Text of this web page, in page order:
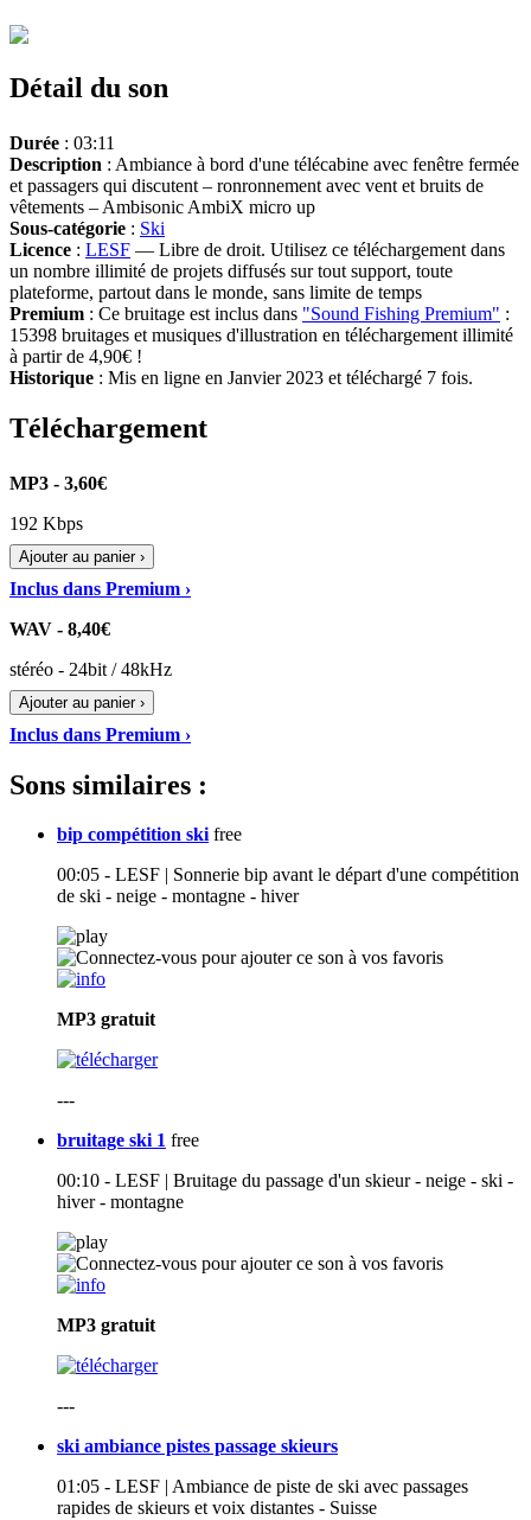
Détail du son
Durée : 03:11
Description : Ambiance à bord d'une télécabine avec fenêtre fermée
et passagers qui discutent – ronronnement avec vent et bruits de
vêtements – Ambisonic AmbiX micro up
Sous-catégorie : Ski
Licence : LESF — Libre de droit. Utilisez ce téléchargement dans
un nombre illimité de projets diffusés sur tout support, toute
plateforme, partout dans le monde, sans limite de temps
Premium : Ce bruitage est inclus dans "Sound Fishing Premium" :
15398 bruitages et musiques d'illustration en téléchargement illimité
à partir de 4,90€ !
Historique : Mis en ligne en Janvier 2023 et téléchargé 7 fois.
Téléchargement
MP3 - 3,60€
192 Kbps
Ajouter au panier ›
Inclus dans Premium ›
WAV - 8,40€
stéréo - 24bit / 48kHz
Ajouter au panier ›
Inclus dans Premium ›
Sons similaires :
bip compétition ski free
00:05 - LESF | Sonnerie bip avant le départ d'une compétition
de ski - neige - montagne - hiver
MP3 gratuit
---
bruitage ski 1 free
00:10 - LESF | Bruitage du passage d'un skieur - neige - ski -
hiver - montagne
MP3 gratuit
---
ski ambiance pistes passage skieurs
01:05 - LESF | Ambiance de piste de ski avec passages
rapides de skieurs et voix distantes - Suisse